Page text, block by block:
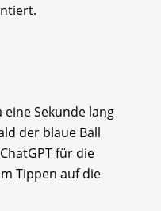
eine Sekunde lang
der blaue Ball
für die
Tippen auf die